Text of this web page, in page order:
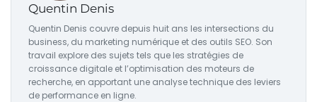
Quentin Denis
Quentin Denis couvre depuis huit ans les intersections du
business, du marketing numérique et des outils SEO. Son
travail explore des sujets tels que les stratégies de
croissance digitale et l’optimisation des moteurs de
recherche, en apportant une analyse technique des leviers
de performance en ligne.